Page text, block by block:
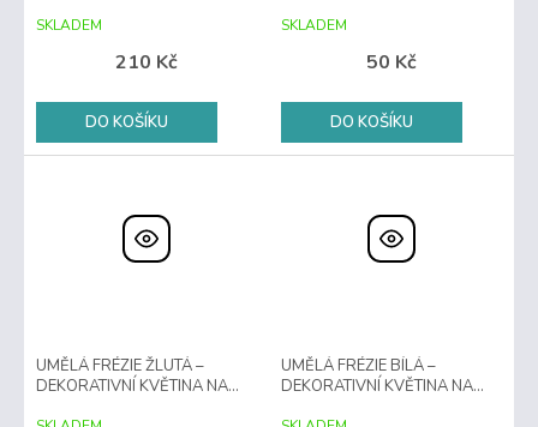
SKLADEM
210 Kč
DO KOŠÍKU
SKLADEM
50 Kč
DO KOŠÍKU
UMĚLÁ FRÉZIE ŽLUTÁ –
DEKORATIVNÍ KVĚTINA NA
UMĚLÁ FRÉZIE BÍLÁ –
DEKORATIVNÍ KVĚTINA NA